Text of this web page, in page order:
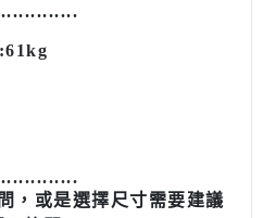
......
:61kg
......
，或是選擇尺寸需要建議